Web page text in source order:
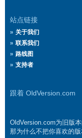
站点链接
关于我们
联系我们
路线图
支持者
跟着 OldVersion.com
OldVersion.com为旧版
那为什么不把你喜欢的